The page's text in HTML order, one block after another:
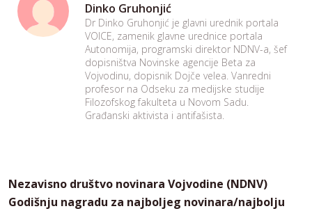
Dinko Gruhonjić
Dr Dinko Gruhonjić je glavni urednik portala
VOICE, zamenik glavne urednice portala
Autonomija, programski direktor NDNV-a, šef
dopisništva Novinske agencije Beta za
Vojvodinu, dopisnik Dojče velea. Vanredni
profesor na Odseku za medijske studije
Filozofskog fakulteta u Novom Sadu.
Građanski aktivista i antifašista.
Nezavisno društvo novinara Vojvodine (NDNV)
Godišnju nagradu za najboljeg novinara/najbolju